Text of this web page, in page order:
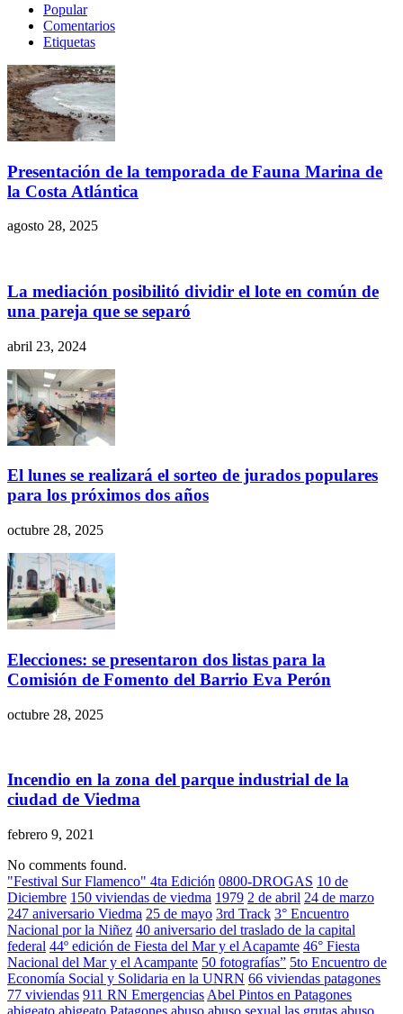
Popular
Comentarios
Etiquetas
Presentación de la temporada de Fauna Marina de
la Costa Atlántica
agosto 28, 2025
La mediación posibilitó dividir el lote en común de
una pareja que se separó
abril 23, 2024
El lunes se realizará el sorteo de jurados populares
para los próximos dos años
octubre 28, 2025
Elecciones: se presentaron dos listas para la
Comisión de Fomento del Barrio Eva Perón
octubre 28, 2025
Incendio en la zona del parque industrial de la
ciudad de Viedma
febrero 9, 2021
No comments found.
"Festival Sur Flamenco" 4ta Edición 0800-DROGAS 10 de
Diciembre 150 viviendas de viedma 1979 2 de abril 24 de marzo
247 aniversario Viedma 25 de mayo 3rd Track 3° Encuentro
Nacional por la Niñez 40 aniversario del traslado de la capital
federal 44º edición de Fiesta del Mar y el Acapamte 46° Fiesta
Nacional del Mar y el Acampante 50 fotografías” 5to Encuentro de
Economía Social y Solidaria en la UNRN 66 viviendas patagones
77 viviendas 911 RN Emergencias Abel Pintos en Patagones
abigeato abigeato Patagones abuso abuso sexual las grutas abuso